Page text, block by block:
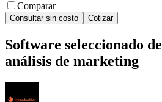
Comparar
Consultar sin costo Cotizar
Software seleccionado de
análisis de marketing